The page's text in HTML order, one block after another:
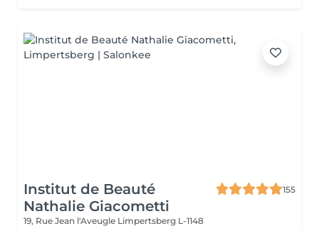
Institut de Beauté
Nathalie Giacometti
155
19, Rue Jean l'Aveugle Limpertsberg L-1148